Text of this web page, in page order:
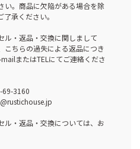
い。商品に欠陥がある場合を除
承ください。
ル・返品・交換に関しまして
こちらの過失による返品につき
またはTELにてご連絡くださ
69-3160
ル・返品・交換については、お